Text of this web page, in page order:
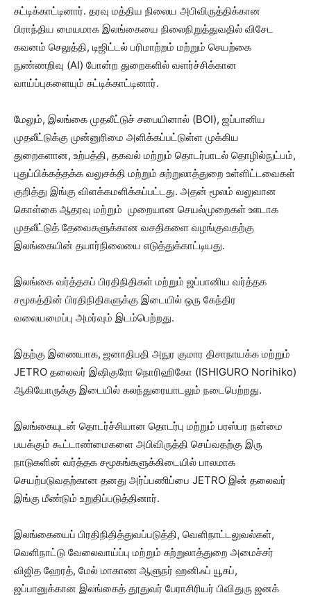
சுட்டிக்காட்டினார். தரவு மத்திய நிலைய அபிவிருத்திக்கான
பிராந்திய மையமாக இலங்கையை நிலைநிறுத்துவதில் விசேட
கவனம் செலுத்தி, டிஜிட்டல் பரிமாற்றம் மற்றும் செயற்கை
நுண்ணறிவு (AI) போன்ற துறைகளில் வளர்ச்சிக்கான
வாய்ப்புகளையும் சுட்டிக்காட்டினார்.
மேலும், இலங்கை முதலீட்டுச் சபையினால் (BOI), ஜப்பானிய
முதலீட்டுக்கு முன்னுரிமை அளிக்கப்பட்டுள்ள முக்கிய
துறைகளான, உற்பத்தி, தகவல் மற்றும் தொடர்பாடல் தொழில்நுட்பம்,
புதுப்பிக்கத்தக்க வலுசக்தி மற்றும் சுற்றுலாத்துறை உள்ளிட்டவைகள்
குறித்து இங்கு விளக்கமளிக்கப்பட்டது. அதன் மூலம் வலுவான
கொள்கை ஆதரவு மற்றும் முறையான செயல்முறைகள் ஊடாக
முதலீட்டுத் தேவைகளுக்கான வசதிகளை வழங்குவதற்கு
இலங்கையின் தயார்நிலையை எடுத்துக்காட்டியது.
இலங்கை வர்த்தகப் பிரதிநிதிகள் மற்றும் ஜப்பானிய வர்த்தக
சமூகத்தின் பிரதிநிதிகளுக்கு இடையில் ஒரு கேந்திர
வலையமைப்பு அமர்வும் இடம்பெற்றது.
இதற்கு இணையாக, ஜனாதிபதி அநுர குமார திசாநாயக்க மற்றும்
JETRO தலைவர் இஷிகுரோ நொரிஹிகோ (ISHIGURO Norihiko)
ஆகியோருக்கு இடையில் கலந்துரையாடலும் நடைபெற்றது.
இலங்கையுடன் தொடர்ச்சியான தொடர்பு மற்றும் பரஸ்பர நன்மை
பயக்கும் கூட்டாண்மைகளை அபிவிருத்தி செய்வதற்கு இரு
நாடுகளின் வர்த்தக சமூகங்களுக்கிடையில் பாலமாக
செயற்படுவதற்கான தனது அர்ப்பணிப்பை JETRO இன் தலைவர்
இங்கு மீண்டும் உறுதிப்படுத்தினார்.
இலங்கையைப் பிரதிநிதித்துவப்படுத்தி, வெளிநாட்டலுவல்கள்,
வெளிநாட்டு வேலைவாய்ப்பு மற்றும் சுற்றுலாத்துறை அமைச்சர்
விஜித ஹேரத், மேல் மாகாண ஆளுநர் ஹனிஃப் யூசுப்,
ஜப்பானுக்கான இலங்கைத் தூதுவர் பேராசிரியர் பிவிதுரு ஜனக்